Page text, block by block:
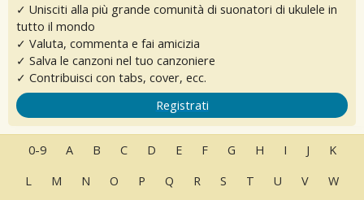
✓ Unisciti alla più grande comunità di suonatori di ukulele in
tutto il mondo
✓ Valuta, commenta e fai amicizia
✓ Salva le canzoni nel tuo canzoniere
✓ Contribuisci con tabs, cover, ecc.
Registrati
0-9 A B C D E F G H I J
K
L
M N O P Q R S T U V W